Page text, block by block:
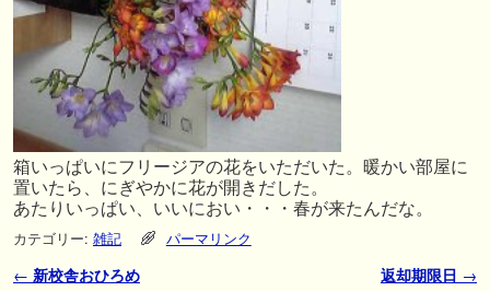
箱いっぱいにフリージアの花をいただいた。暖かい部屋に
置いたら、にぎやかに花が開きだした。
あたりいっぱい、いいにおい・・・春が来たんだな。
カテゴリー: 雑記 パーマリンク
投稿ナビゲーション
← 新校舎おひろめ 返却期限日 →